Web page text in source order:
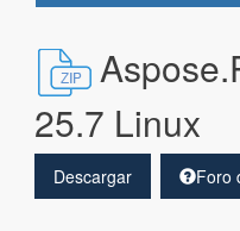
25.7 Linux
Descargar Foro